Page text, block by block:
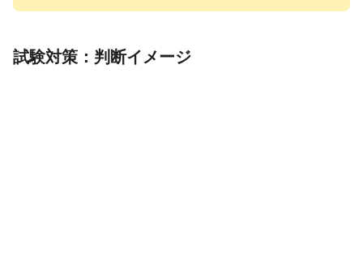
試験対策：判断イメージ